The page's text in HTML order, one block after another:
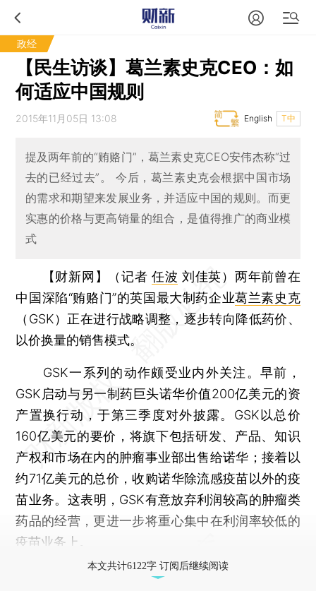
政经
【民生访谈】葛兰素史克CEO：如
何适应中国规则
2015年11月05日 13:08 T中
English
提及两年前的“贿赂门”，葛兰素史克CEO安伟杰称“过
去的已经过去”。 今后，葛兰素史克会根据中国市场
的需求和期望来发展业务，并适应中国的规则。而更
实惠的价格与更高销量的组合，是值得推广的商业模
式
【财新网】（记者任波 刘佳英） 两年前曾在
中国深陷“贿赂门”的英国最大制药企业葛兰素史克
（GSK）正在进行战略调整，逐步转向降低药价、
以价换量的销售模式。
GSK一系列的动作颇受业内外关注。早前，
GSK启动与另一制药巨头诺华价值200亿美元的资
产置换行动，于第三季度对外披露。GSK以总价
160亿美元的要价，将旗下包括研发、产品、知识
产权和市场在内的肿瘤事业部出售给诺华；接着以
约71亿美元的总价，收购诺华除流感疫苗以外的疫
苗业务。这表明，GSK有意放弃利润较高的肿瘤类
药品的经营，更进一步将重心集中在利润率较低的
疫苗业务上。
本文共计6122字 订阅后继续阅读